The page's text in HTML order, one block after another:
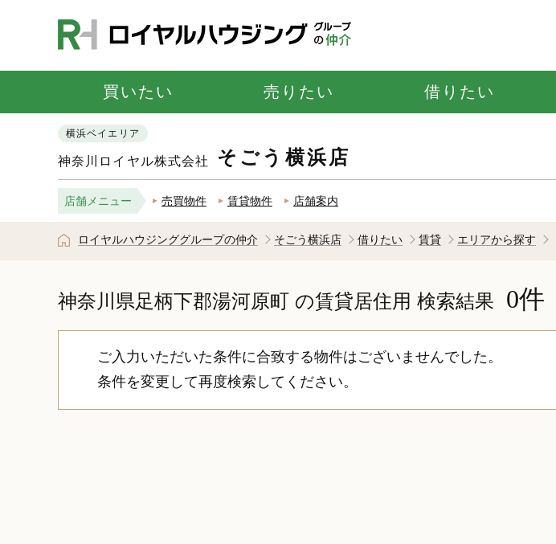
買いたい 売りたい 借りたい
横浜ベイエリア
神奈川ロイヤル株式会社 そごう横浜店
店舗メニュー 売買物件 賃貸物件 店舗案内
ロイヤルハウジンググループの仲介 そごう横浜店 借りたい 賃貸 エリアから探す
神奈川県足柄下郡湯河原町 の賃貸居住用 検索結果 0件
ご入力いただいた条件に合致する物件はございませんでした。
条件を変更して再度検索してください。